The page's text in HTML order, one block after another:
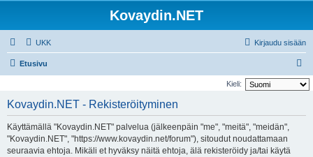
Kovaydin.NET
UKK Kirjaudu sisään
Etusivu
t
Kieli:
Kovaydin.NET - Rekisteröityminen
Käyttämällä "Kovaydin.NET" palvelua (jälkeenpäin "me", "meitä", "meidän",
"Kovaydin.NET", "https://www.kovaydin.net/forum"), sitoudut noudattamaan
seuraavia ehtoja. Mikäli et hyväksy näitä ehtoja, älä rekisteröidy ja/tai käytä